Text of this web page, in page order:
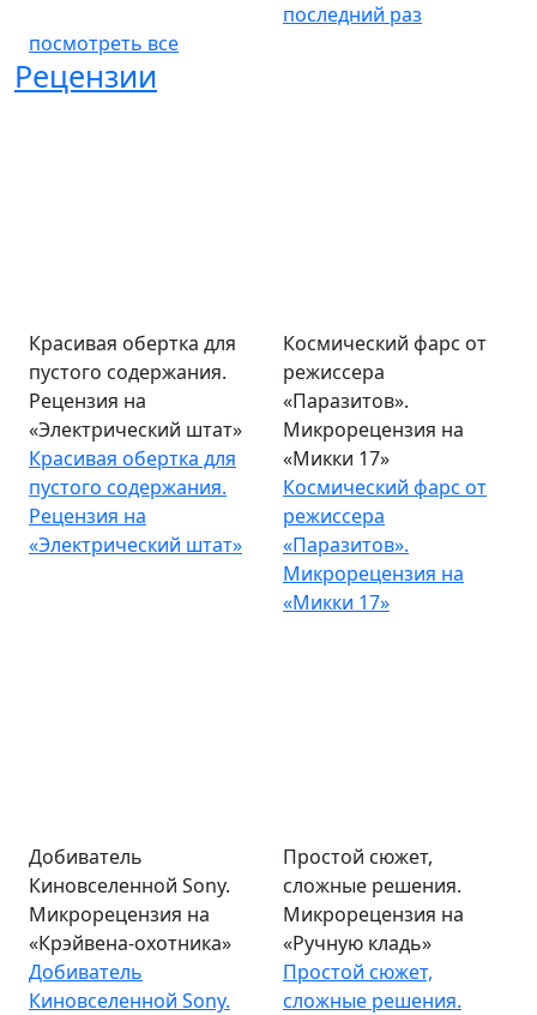
последний раз
посмотреть все
Рецензии
Красивая обертка для
пустого содержания.
Рецензия на
«Электрический штат»
Красивая обертка для
пустого содержания.
Рецензия на
«Электрический штат»
Космический фарс от
режиссера
«Паразитов».
Микрорецензия на
«Микки 17»
Космический фарс от
режиссера
«Паразитов».
Микрорецензия на
«Микки 17»
Добиватель
Киновселенной Sony.
Микрорецензия на
«Крэйвена-охотника»
Добиватель
Киновселенной Sony.
Простой сюжет,
сложные решения.
Микрорецензия на
«Ручную кладь»
Простой сюжет,
сложные решения.